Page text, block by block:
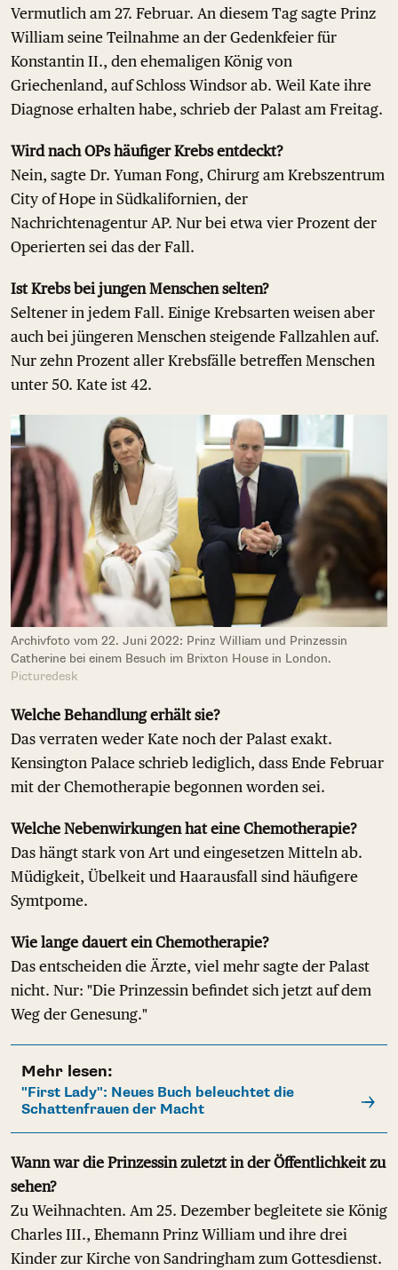
Vermutlich am 27. Februar. An diesem Tag sagte Prinz
William seine Teilnahme an der Gedenkfeier für
Konstantin II., den ehemaligen König von
Griechenland, auf Schloss Windsor ab. Weil Kate ihre
Diagnose erhalten habe, schrieb der Palast am Freitag.
Wird nach OPs häufiger Krebs entdeckt?
Nein, sagte Dr. Yuman Fong, Chirurg am Krebszentrum
City of Hope in Südkalifornien, der
Nachrichtenagentur AP. Nur bei etwa vier Prozent der
Operierten sei das der Fall.
Ist Krebs bei jungen Menschen selten?
Seltener in jedem Fall. Einige Krebsarten weisen aber
auch bei jüngeren Menschen steigende Fallzahlen auf.
Nur zehn Prozent aller Krebsfälle betreffen Menschen
unter 50. Kate ist 42.
Archivfoto vom 22. Juni 2022: Prinz William und Prinzessin
Catherine bei einem Besuch im Brixton House in London.
Picturedesk
Welche Behandlung erhält sie?
Das verraten weder Kate noch der Palast exakt.
Kensington Palace schrieb lediglich, dass Ende Februar
mit der Chemotherapie begonnen worden sei.
Welche Nebenwirkungen hat eine Chemotherapie?
Das hängt stark von Art und eingesetzen Mitteln ab.
Müdigkeit, Übelkeit und Haarausfall sind häufigere
Symtpome.
Wie lange dauert ein Chemotherapie?
Das entscheiden die Ärzte, viel mehr sagte der Palast
nicht. Nur: "Die Prinzessin befindet sich jetzt auf dem
Weg der Genesung."
Mehr lesen:
"First Lady": Neues Buch beleuchtet die
Schattenfrauen der Macht
Wann war die Prinzessin zuletzt in der Öffentlichkeit zu
sehen?
Zu Weihnachten. Am 25. Dezember begleitete sie König
Charles III., Ehemann Prinz William und ihre drei
Kinder zur Kirche von Sandringham zum Gottesdienst.